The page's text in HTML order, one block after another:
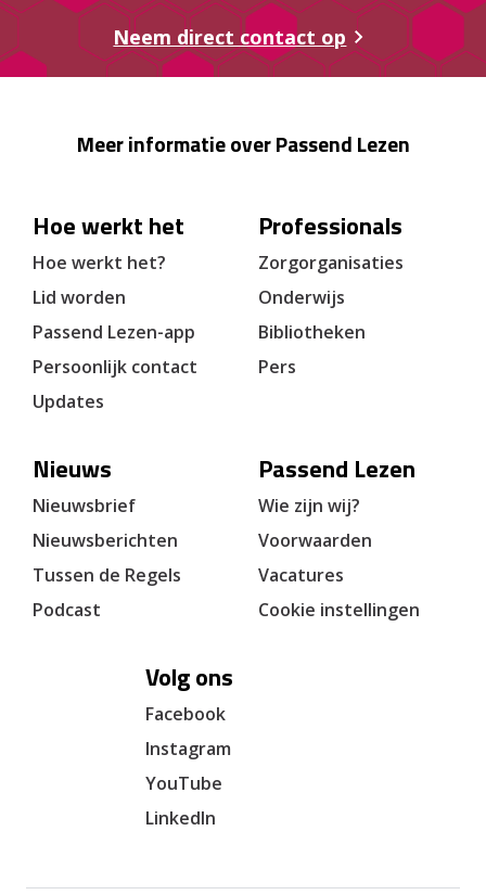
Neem direct contact op
Meer informatie over Passend Lezen
Hoe werkt het
Hoe werkt het?
Lid worden
Passend Lezen-app
Persoonlijk contact
Updates
Professionals
Zorgorganisaties
Onderwijs
Bibliotheken
Pers
Nieuws
Nieuwsbrief
Nieuwsberichten
Tussen de Regels
Podcast
Passend Lezen
Wie zijn wij?
Voorwaarden
Vacatures
Cookie instellingen
Volg ons
Facebook
Instagram
YouTube
LinkedIn